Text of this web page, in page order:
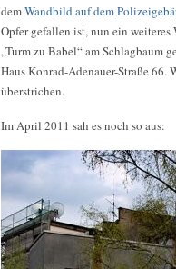
demWandbild auf dem
Opfer gefallen ist, nun ein
„Turm zu Babel“ am Schlagbaum
Haus Konrad-Adenauer-Straße 66.
überstrichen.
Im April 2011 sah es noch so aus: